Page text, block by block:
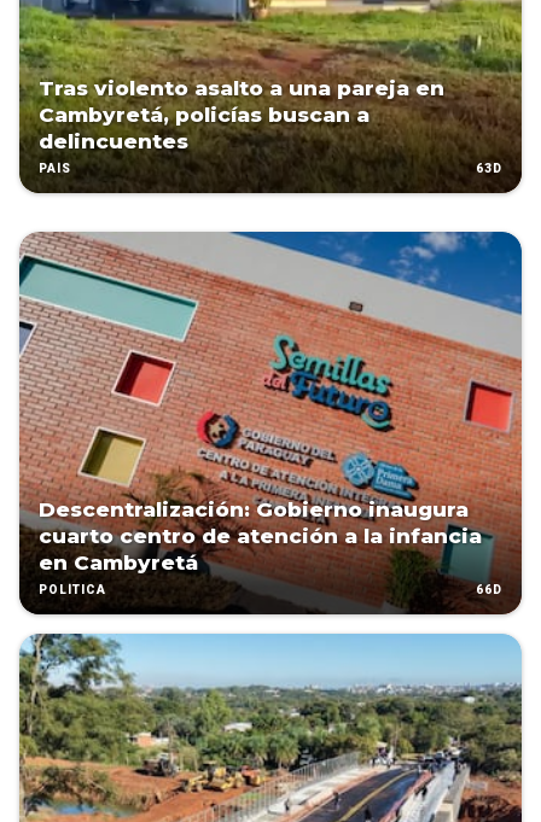
Tras violento asalto a una pareja en
Cambyretá, policías buscan a
delincuentes
PAÍS 63D
Descentralización: Gobierno inaugura
cuarto centro de atención a la infancia
en Cambyretá
POLÍTICA 66D